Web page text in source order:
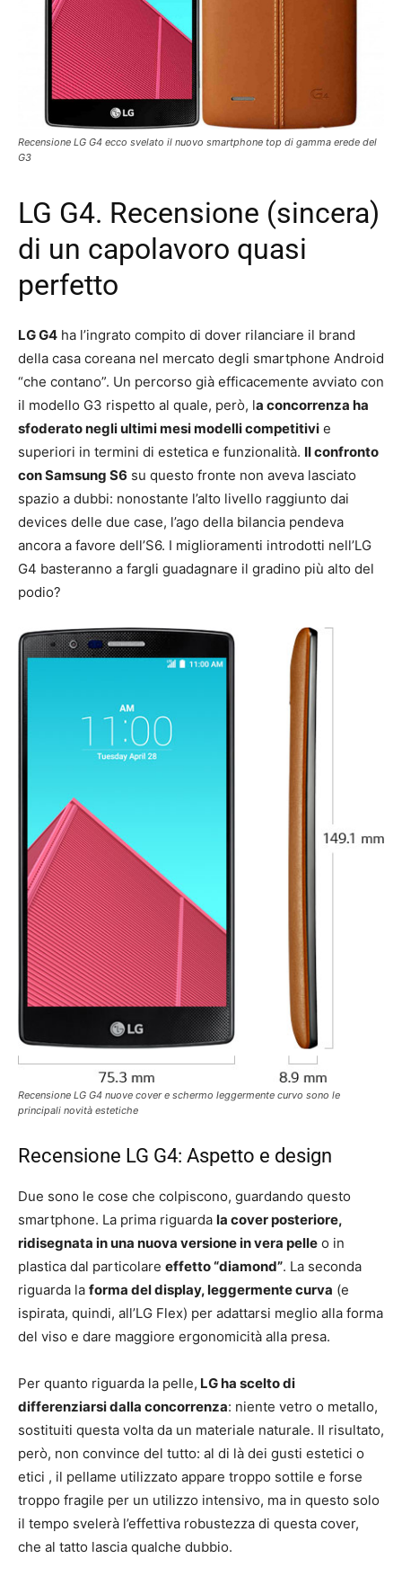
Recensione LG G4 ecco svelato il nuovo smartphone top di gamma erede del
G3
LG G4. Recensione (sincera)
di un capolavoro quasi
perfetto
LG G4 ha l’ingrato compito di dover rilanciare il brand
della casa coreana nel mercato degli smartphone Android
“che contano”. Un percorso già efficacemente avviato con
il modello G3 rispetto al quale, però, la concorrenza ha
sfoderato negli ultimi mesi modelli competitivi e
superiori in termini di estetica e funzionalità. Il confronto
con Samsung S6 su questo fronte non aveva lasciato
spazio a dubbi: nonostante l’alto livello raggiunto dai
devices delle due case, l’ago della bilancia pendeva
ancora a favore dell’S6. I miglioramenti introdotti nell’LG
G4 basteranno a fargli guadagnare il gradino più alto del
podio?
Recensione LG G4 nuove cover e schermo leggermente curvo sono le
principali novità estetiche
Recensione LG G4: Aspetto e design
Due sono le cose che colpiscono, guardando questo
smartphone. La prima riguarda la cover posteriore,
ridisegnata in una nuova versione in vera pelle o in
plastica dal particolare effetto “diamond”. La seconda
riguarda la forma del display, leggermente curva (e
ispirata, quindi, all’LG Flex) per adattarsi meglio alla forma
del viso e dare maggiore ergonomicità alla presa.
Per quanto riguarda la pelle, LG ha scelto di
differenziarsi dalla concorrenza: niente vetro o metallo,
sostituiti questa volta da un materiale naturale. Il risultato,
però, non convince del tutto: al di là dei gusti estetici o
etici , il pellame utilizzato appare troppo sottile e forse
troppo fragile per un utilizzo intensivo, ma in questo solo
il tempo svelerà l’effettiva robustezza di questa cover,
che al tatto lascia qualche dubbio.